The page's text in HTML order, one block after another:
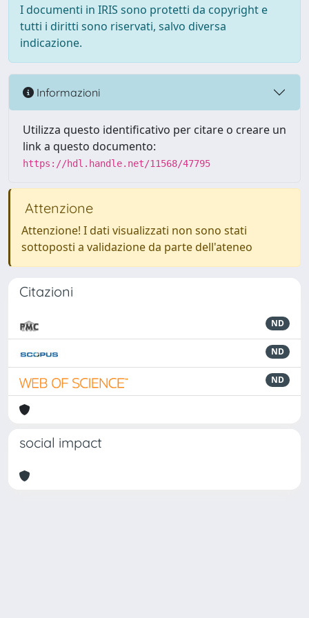
I documenti in IRIS sono protetti da copyright e
tutti i diritti sono riservati, salvo diversa
indicazione.
Informazioni
Utilizza questo identificativo per citare o creare un
link a questo documento:
https://hdl.handle.net/11568/47795
Attenzione
Attenzione! I dati visualizzati non sono stati
sottoposti a validazione da parte dell'ateneo
Citazioni
ND
ND
ND
social impact